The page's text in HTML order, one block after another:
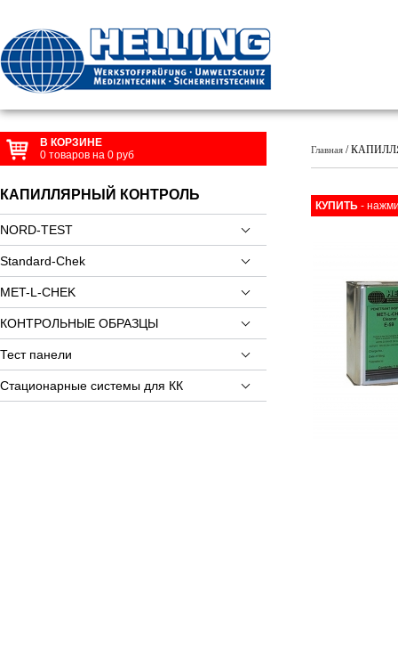
В КОРЗИНЕ
0 товаров на 0 руб
КАПИЛЛЯРНЫЙ КОНТРОЛЬ
NORD-TEST
Standard-Chek
MET-L-CHEK
КОНТРОЛЬНЫЕ ОБРАЗЦЫ
Тест панели
Стационарные системы для КК
Главная /
КУПИТЬ -